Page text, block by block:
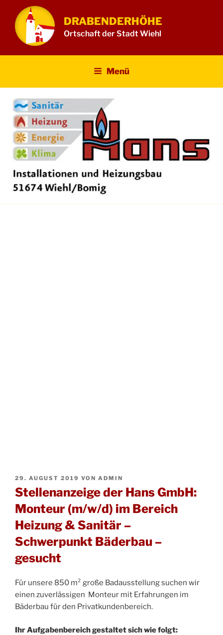
Inhalt
springen
DRABENDERHÖHE
Ortschaft der Stadt Wiehl
Menü
VERÖFFENTLICHT
AM
29. AUGUST 2019 VON ADMIN
Stellenanzeige der Hans GmbH:
Monteur (m/w/d) im Bereich
Heizung & Sanitär –
Schwerpunkt Bäderbau –
gesucht
Für unsere 850 m² große Badausstellung suchen wir
einen zuverlässigen Monteur mit Erfahrungen im
Bäderbau für den Privatkundenbereich.
Ihr Aufgabenbereich gestaltet sich wie folgt: